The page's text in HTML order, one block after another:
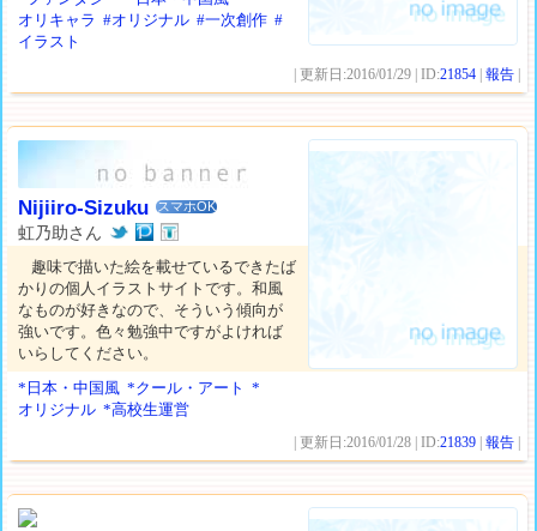
オリキャラ #オリジナル #一次創作 #
イラスト
| 更新日:2016/01/29 | ID:21854 |報告
Nijiiro-Sizuku スマホOK
虹乃助さん
趣味で描いた絵を載せているできたば
かりの個人イラストサイトです。和風
なものが好きなので、そういう傾向が
強いです。色々勉強中ですがよければ
いらしてください。
*日本・中国風 *クール・アート
*
オリジナル *高校生運営
| 更新日:2016/01/28 | ID:21839 |報告